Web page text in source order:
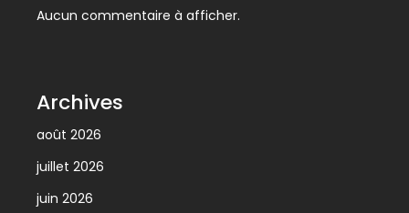
Aucun commentaire à afficher.
Archives
août 2026
juillet 2026
juin 2026